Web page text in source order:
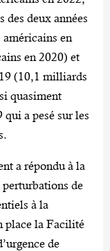
des deux années
en
en 2020) et
(10,1 milliards
quasiment
a pesé sur les
a répondu à la
de
à la
place la Facilité
de